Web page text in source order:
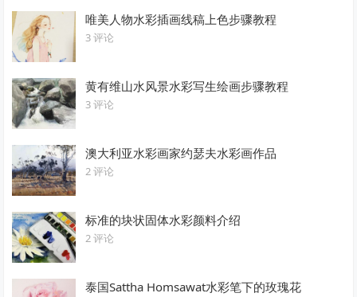
唯美人物水彩插画线稿上色步骤教程
3 评论
黄有维山水风景水彩写生绘画步骤教程
3 评论
澳大利亚水彩画家约瑟夫水彩画作品
2 评论
标准的块状固体水彩颜料介绍
2 评论
泰国Sattha Homsawat水彩笔下的玫瑰花